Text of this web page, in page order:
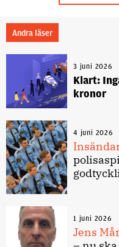
Andra läser
3 juni 2026
Klart:
kronor
4 juni 2026
1 juni 2026
Jens